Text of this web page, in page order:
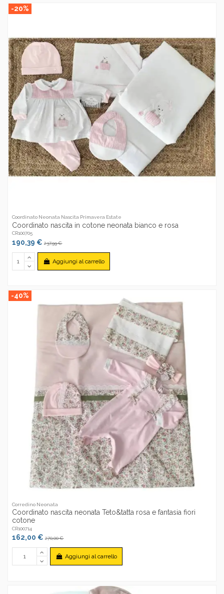
-20%
Coordinato Neonata Nascita Primavera Estate
Coordinato nascita in cotone neonata bianco e rosa
CR100705
190,39 €237,99 €
Aggiungi al carrello
-40%
Corredino Neonata
Coordinato nascita neonata Teto&tatta rosa e fantasia fiori
cotone
CR100714
162,00 €270,00 €
Aggiungi al carrello